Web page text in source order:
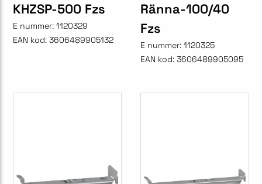
KHZSP-500 Fzs
E nummer: 1120329
EAN kod: 3606489905132
Ränna-100/40
Fzs
E nummer: 1120325
EAN kod: 3606489905095